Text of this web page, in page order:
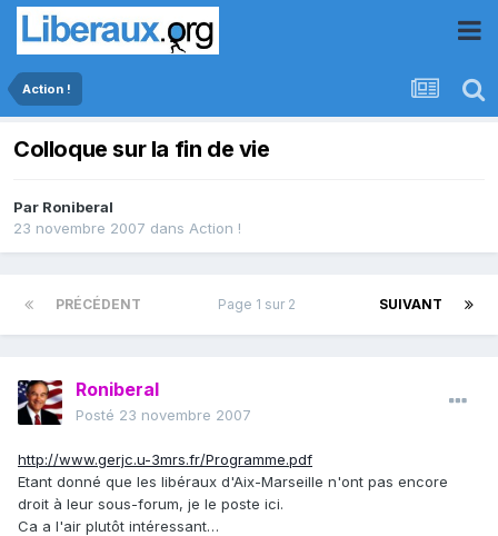
Action !
Colloque sur la fin de vie
Par Roniberal
23 novembre 2007 dans Action !
PRÉCÉDENT SUIVANT
Page 1 sur 2
Roniberal
Posté 23 novembre 2007
http://www.gerjc.u-3mrs.fr/Programme.pdf
Etant donné que les libéraux d'Aix-Marseille n'ont pas encore
droit à leur sous-forum, je le poste ici.
Ca a l'air plutôt intéressant…